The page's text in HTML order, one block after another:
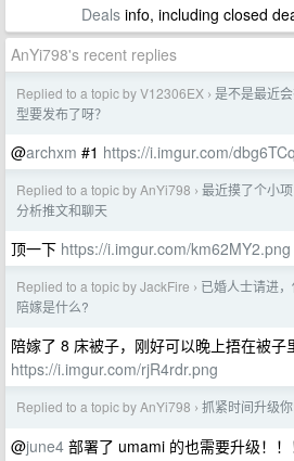
Dealsinfo, including closed
AnYi798's recent replies
Replied to a topic by V12306EX › 是不是最近
型要发布了呀？
@archxm #1 https://i.imgur.com/
Replied to a topic by AnYi798 › 最近摸了个小
分析推文和聊天
顶一下 https://i.imgur.com/km62MY2.png
Replied to a topic by JackFire › 已婚人士请进
陪嫁是什么?
陪嫁了 8 床被子，刚好可以晚上捂在被子
https://i.imgur.com/rjR4rdr.png
Replied to a topic by AnYi798 › 抓紧时间升级你
@june4 部署了 umami 的也需要升级！！